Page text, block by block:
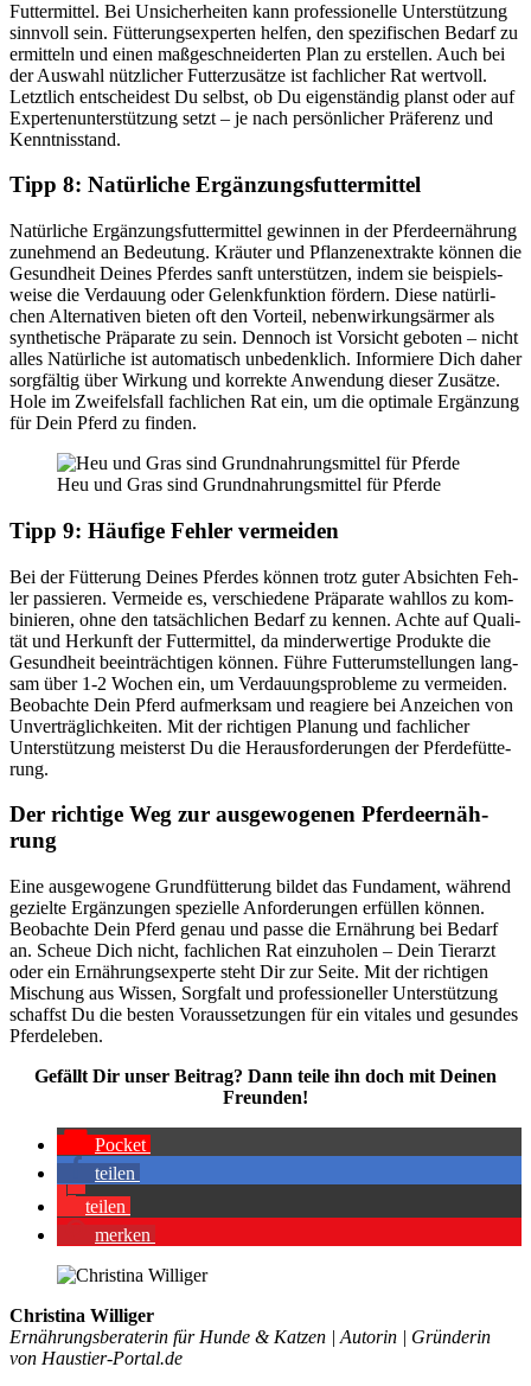
Fut­ter­mit­tel. Bei Unsi­cher­hei­ten kann pro­fes­sio­nel­le Unter­stüt­zung
sinn­voll sein. Füt­te­rungs­exper­ten hel­fen, den spe­zi­fi­schen Bedarf zu
ermit­teln und einen maß­ge­schnei­der­ten Plan zu erstel­len. Auch bei
der Aus­wahl nütz­li­cher Fut­ter­zu­sät­ze ist fach­li­cher Rat wert­voll.
Letzt­lich ent­schei­dest Du selbst, ob Du eigen­stän­dig planst oder auf
Exper­ten­un­ter­stüt­zung setzt – je nach per­sön­li­cher Prä­fe­renz und
Kennt­nis­stand.
Tipp 8: Natür­li­che Ergän­zungs­fut­ter­mit­tel
Natür­li­che Ergän­zungs­fut­ter­mit­tel gewin­nen in der Pfer­de­er­näh­rung
zuneh­mend an Bedeu­tung. Kräu­ter und Pflan­zen­ex­trak­te kön­nen die
Gesund­heit Dei­nes Pfer­des sanft unter­stüt­zen, indem sie bei­spiels­
wei­se die Ver­dau­ung oder Gelenk­funk­ti­on för­dern. Die­se natür­li­
chen Alter­na­ti­ven bie­ten oft den Vor­teil, neben­wir­kungs­är­mer als
syn­the­ti­sche Prä­pa­ra­te zu sein. Den­noch ist Vor­sicht gebo­ten – nicht
alles Natür­li­che ist auto­ma­tisch unbe­denk­lich. Infor­mie­re Dich daher
sorg­fäl­tig über Wir­kung und kor­rek­te Anwen­dung die­ser Zusät­ze.
Hole im Zwei­fels­fall fach­li­chen Rat ein, um die opti­ma­le Ergän­zung
für Dein Pferd zu fin­den.
Heu und Gras sind Grund­nah­rungs­mit­tel für Pfer­de
Tipp 9: Häu­fi­ge Feh­ler ver­mei­den
Bei der Füt­te­rung Dei­nes Pfer­des kön­nen trotz guter Absich­ten Feh­
ler pas­sie­ren. Ver­mei­de es, ver­schie­de­ne Prä­pa­ra­te wahl­los zu kom­
bi­nie­ren, ohne den tat­säch­li­chen Bedarf zu ken­nen. Ach­te auf Qua­li­
tät und Her­kunft der Fut­ter­mit­tel, da min­der­wer­ti­ge Pro­duk­te die
Gesund­heit beein­träch­ti­gen kön­nen. Füh­re Fut­ter­um­stel­lun­gen lang­
sam über 1-2 Wochen ein, um Ver­dau­ungs­pro­ble­me zu ver­mei­den.
Beob­ach­te Dein Pferd auf­merk­sam und reagie­re bei Anzei­chen von
Unver­träg­lich­kei­ten. Mit der rich­ti­gen Pla­nung und fach­li­cher
Unter­stüt­zung meis­terst Du die Her­aus­for­de­run­gen der Pfer­de­füt­te­
rung.
Der rich­ti­ge Weg zur aus­ge­wo­ge­nen Pfer­de­er­näh­
rung
Eine aus­ge­wo­ge­ne Grund­füt­te­rung bil­det das Fun­da­ment, wäh­rend
geziel­te Ergän­zun­gen spe­zi­el­le Anfor­de­run­gen erfül­len kön­nen.
Beob­ach­te Dein Pferd genau und pas­se die Ernäh­rung bei Bedarf
an. Scheue Dich nicht, fach­li­chen Rat ein­zu­ho­len – Dein Tier­arzt
oder ein Ernäh­rungs­exper­te steht Dir zur Sei­te. Mit der rich­ti­gen
Mischung aus Wis­sen, Sorg­falt und pro­fes­sio­nel­ler Unter­stüt­zung
schaffst Du die bes­ten Vor­aus­set­zun­gen für ein vita­les und gesun­des
Pfer­de­le­ben.
Gefällt Dir unser Bei­trag? Dann tei­le ihn doch mit Dei­nen
Freun­den!
Pocket
tei­len
tei­len
mer­ken
Christina Williger
Ernährungsberaterin für Hunde & Katzen | Autorin | Gründerin
von Haustier-Portal.de